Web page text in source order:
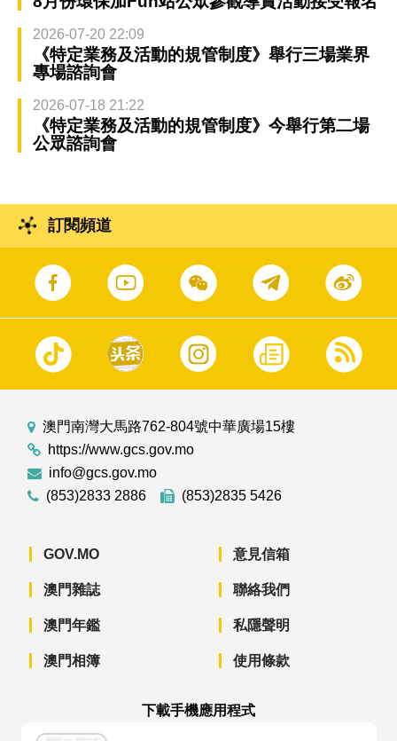
2026-07-20 22:09
《特定業務及活動的規管制度》舉行三場業界
專場諮詢會
2026-07-18 21:22
《特定業務及活動的規管制度》今舉行第二場
公眾諮詢會
訂閱頻道
澳門南灣大馬路762-804號中華廣場15樓
https://www.gcs.gov.mo
info@gcs.gov.mo
(853)2833 2886
(853)2835 5426
GOV.MO
澳門雜誌
澳門年鑑
澳門相簿
意見信箱
聯絡我們
私隱聲明
使用條款
下載手機應用程式